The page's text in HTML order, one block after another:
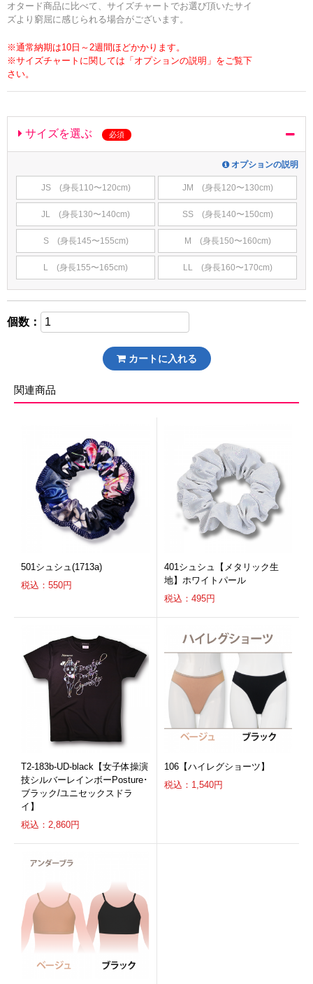
オタード商品に比べて、サイズチャートでお選び頂いたサイ
ズより窮屈に感じられる場合がございます。
※通常納期は10日～2週間ほどかかります。
※サイズチャートに関しては「オプションの説明」をご覧下
さい。
サイズを選ぶ 必須
オプションの説明
JS (身長110〜120cm) JM (身長120〜130cm)
JL (身長130〜140cm) SS (身長140〜150cm)
S (身長145〜155cm) M (身長150〜160cm)
L (身長155〜165cm) LL (身長160〜170cm)
個数：
カートに入れる
関連商品
501シュシュ(1713a)
税込：550円
401シュシュ【メタリック生
地】ホワイトパール
税込：495円
T2-183b-UD-black【女子体操演
技シルバーレインボーPosture･
ブラック/ユニセックスドラ
イ】
税込：2,860円
106【ハイレグショーツ】
税込：1,540円